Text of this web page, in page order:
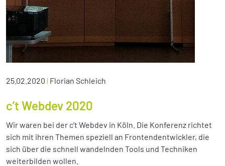
25.02.2020 | Florian Schleich
c’t Webdev 2020
Wir waren bei der c’t Webdev in Köln. Die Konferenz richtet
sich mit ihren Themen speziell an Frontendentwickler, die
sich über die schnell wandelnden Tools und Techniken
weiterbilden wollen.